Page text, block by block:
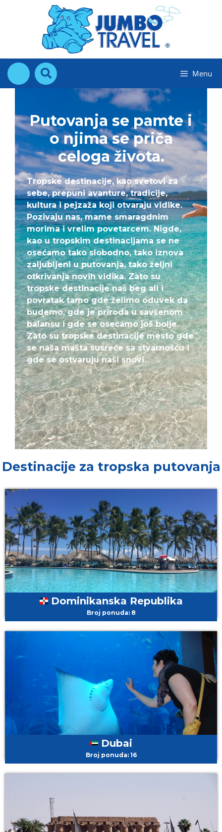
Menu
Putovanja se pamte i
o njima se priča
celoga života.
Tropske destinacije, kao svetovi za
sebe, prepuni avanture, tradicije,
kultura i pejzaža koji otvaraju vidike.
Pozivaju nas, mame smaragdnim
morima i vrelim povetarcem. Nigde,
kao u tropskim destinacijama se ne
osećamo tako slobodno, tako iznova
zaljubljeni u putovanja, tako željni
otkrivanja novih vidika. Zato su
tropske destinacije naš beg ali i
povratak tamo gde želimo oduvek da
budemo, gde je priroda u savšenom
balansu i gde se osećamo još bolje.
Zato su tropske destinacije mesto gde
se naša mašta susreće sa stvarnošću i
gde se ostvaruju naši snovi.
Destinacije za tropska putovanja
Dominikanska Republika
Broj ponuda: 8
Dubai
Broj ponuda: 16